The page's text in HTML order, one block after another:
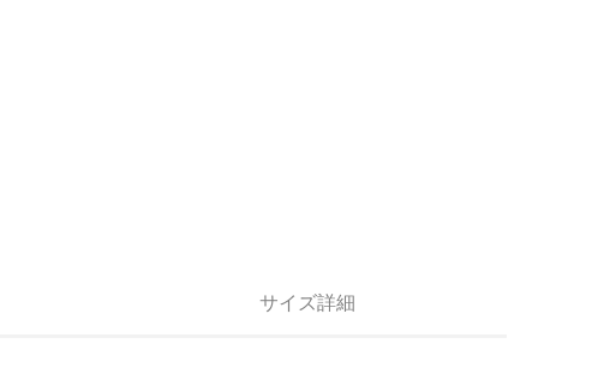
サイズ詳細